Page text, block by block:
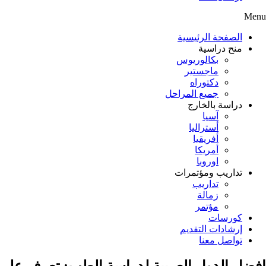
Menu
الصفحة الرئيسية
منح دراسية
بكالوريوس
ماجستير
دكتوراه
جميع المراحل
دراسة بالخارج
آسيا
أستراليا
أفريقيا
أمريكا
اوروبا
تداريب ومؤتمرات
تداريب
زمالة
مؤتمر
كورسات
إرشادات التقديم
تواصل معنا